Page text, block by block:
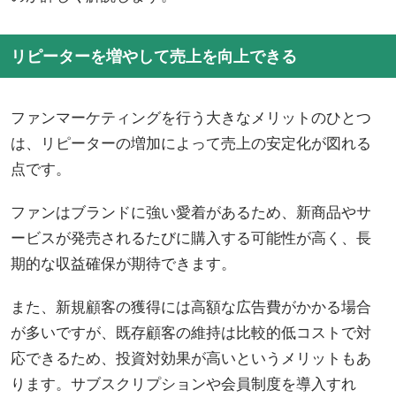
リピーターを増やして売上を向上できる
ファンマーケティングを行う大きなメリットのひとつ
は、リピーターの増加によって売上の安定化が図れる
点です。
ファンはブランドに強い愛着があるため、新商品やサ
ービスが発売されるたびに購入する可能性が高く、長
期的な収益確保が期待できます。
また、新規顧客の獲得には高額な広告費がかかる場合
が多いですが、既存顧客の維持は比較的低コストで対
応できるため、投資対効果が高いというメリットもあ
ります。サブスクリプションや会員制度を導入すれ